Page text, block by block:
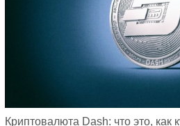
Криптовалюта Dash: что это, как